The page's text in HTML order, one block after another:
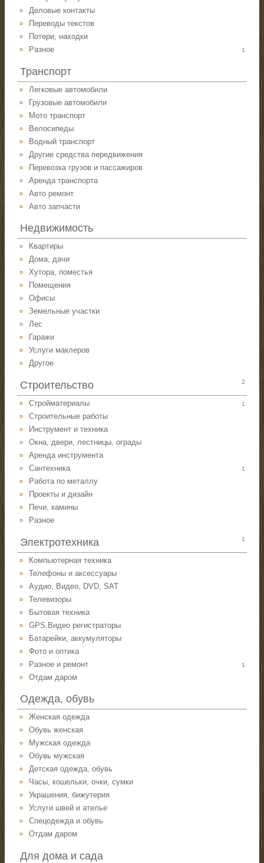
Деловые контакты
Переводы текстов
Потери, находки
Разное
1
Транспорт
Легковые автомобили
Грузовые автомобили
Мото транспорт
Велосипеды
Водный транспорт
Другие средства передвижения
Перевозка грузов и пассажиров
Аренда транспорта
Авто ремонт
Авто запчасти
Недвижимость
Квартиры
Дома, дачи
Хутора, поместья
Помещения
Офисы
Земельные участки
Лес
Гаражи
Услуги маклеров
Другое
Строительство 2
Стройматериалы 1
Строительные работы
Инструмент и техника
Окна, двери, лестницы, ограды
Аренда инструмента
Сантехника
1
Работа по металлу
Проекты и дизайн
Печи, камины
Разное
Электротехника 1
Компьютерная техника
Телефоны и аксессуары
Аудио, Видео, DVD, SAT
Телевизоры
Бытовая техника
GPS,Видео регистраторы
Батарейки, аккумуляторы
Фото и оптика
Разное и ремонт
1
Отдам даром
Одежда, обувь
Женская одежда
Обувь женская
Мужская одежда
Обувь мужская
Детская одежда, обувь
Часы, кошельки, очки, сумки
Украшения, бижутерия
Услуги швей и ателье
Спецодежда и обувь
Отдам даром
Для дома и сада